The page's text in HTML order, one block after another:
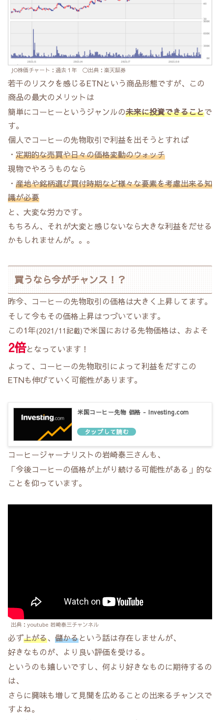
JO株価チャート：過去１年 〇出典：楽天証券
若干のリスクを感じるETNという商品形態ですが、この
商品の最大のメリットは
簡単にコーヒーというジャンルの未来に投資できることで
す。
個人でコーヒーの先物取引で利益を出そうとすれば
・ 定期的な売買や日々の価格変動のウォッチ
現物でやろうものなら
・ 産地や銘柄選び買付時期など様々な要素を考慮出来る知
識が必要
と、大変な労力です。
もちろん、それが大変と感じないなら大きな利益をだせる
かもしれませんが。。。
買うなら今がチャンス！？
昨今、コーヒーの先物取引の価格は大きく上昇してます。
そして今もその価格上昇はつづいています。
この1年(2021/11記載)で米国における先物価格は、およそ
2倍となっています！
よって、コーヒーの先物取引によって利益をだすこの
ETNも伸びていく可能性があります。
米国コーヒー先物 価格 - Investing.com
コーヒージャーナリストの岩崎泰三さんも、
「今後コーヒーの価格が上がり続ける可能性がある」的な
ことを仰っています。
出典：youtube 岩崎泰三チャンネル
必ず上がる、 儲かるという話は存在しませんが、
好きなものが、より良い評価を受ける。
というのも嬉しいですし、何より好きなものに期待するの
は、
さらに興味も増して見聞を広めることの出来るチャンスで
すよね。